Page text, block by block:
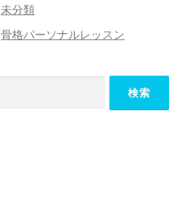
未分類
骨格パーソナルレッスン